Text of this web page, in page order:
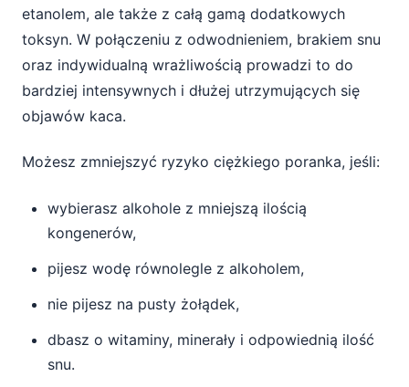
etanolem, ale także z całą gamą dodatkowych
toksyn. W połączeniu z odwodnieniem, brakiem snu
oraz indywidualną wrażliwością prowadzi to do
bardziej intensywnych i dłużej utrzymujących się
objawów kaca.
Możesz zmniejszyć ryzyko ciężkiego poranka, jeśli:
wybierasz alkohole z mniejszą ilością
kongenerów,
pijesz wodę równolegle z alkoholem,
nie pijesz na pusty żołądek,
dbasz o witaminy, minerały i odpowiednią ilość
snu.